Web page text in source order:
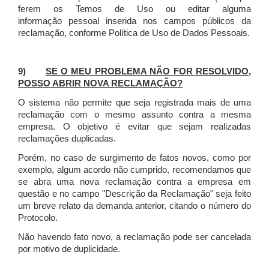
ferem os Temos de Uso ou editar alguma
informação pessoal inserida nos campos públicos da
reclamação, conforme Política de Uso de Dados Pessoais.
9) SE O MEU PROBLEMA NÃO FOR RESOLVIDO,
POSSO ABRIR NOVA RECLAMAÇÃO?
O sistema não permite que seja registrada mais de uma
reclamação com o mesmo assunto contra a mesma
empresa. O objetivo é evitar que sejam realizadas
reclamações duplicadas.
Porém, no caso de surgimento de fatos novos, como por
exemplo, algum acordo não cumprido, recomendamos que
se abra uma nova reclamação contra a empresa em
questão e no campo "Descrição da Reclamação" seja feito
um breve relato da demanda anterior, citando o número do
Protocolo.
Não havendo fato novo, a reclamação pode ser cancelada
por motivo de duplicidade.